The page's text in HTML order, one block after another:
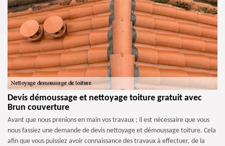
Devis démoussage et nettoyage toiture gratuit avec
Brun couverture
Avant que nous prenions en main vos travaux ; il est nécessaire que vous
nous fassiez une demande de devis nettoyage et démoussage toiture. Cela
afin que vous puissiez avoir connaissance des travaux à effectuer, de la